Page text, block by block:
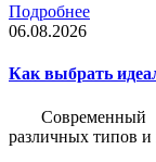
Подробнее
06.08.2026
Как выбрать
различных типов